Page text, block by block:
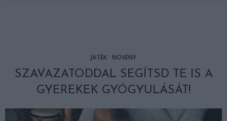
JÁTÉK NÖVÉNY
SZAVAZATODDAL SEGÍTSD TE IS A
GYEREKEK GYÓGYULÁSÁT!